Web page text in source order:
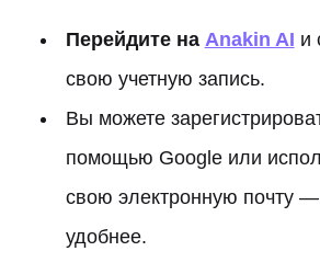
Перейдите на Anakin AI и
свою учетную запись.
Вы можете
помощью Google или
свою электронную почту
удобнее.